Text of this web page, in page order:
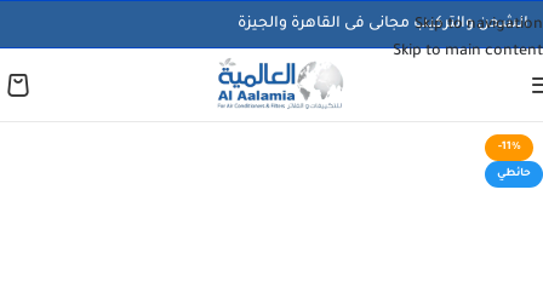
Skip to navigation
Skip to main content
الشحن والتركيب مجانى فى القاهرة والجيزة
-11%
حائطي